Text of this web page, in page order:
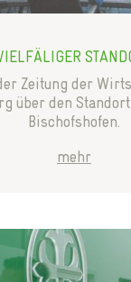
Zeitung der
über den
Bischofshofen.
mehr